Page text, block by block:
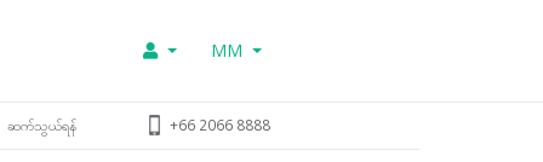
MM
ဆက်သွယ်ရန် +66 2066 8888